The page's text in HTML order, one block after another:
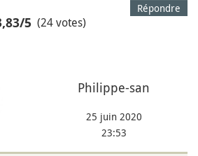
Répondre
/5 (24 votes)
Philippe-san
25 juin 2020
23:53